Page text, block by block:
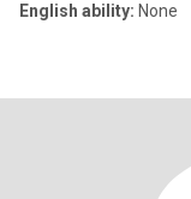
English ability: None